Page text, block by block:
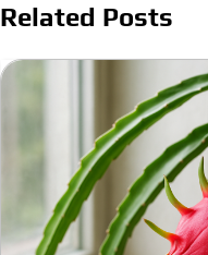
Related Posts